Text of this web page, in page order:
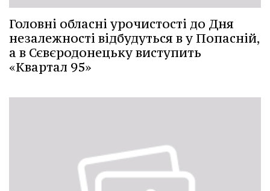
Головні обласні урочистості до Дня
незалежності відбудуться в у Попасній,
а в Сєвєродонецьку виступить
«Квартал 95»